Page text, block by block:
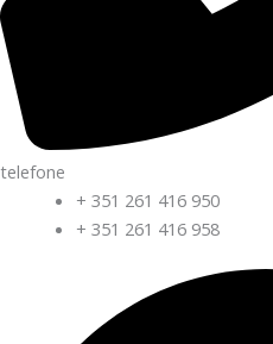
telefone
+ 351 261 416 950
+ 351 261 416 958